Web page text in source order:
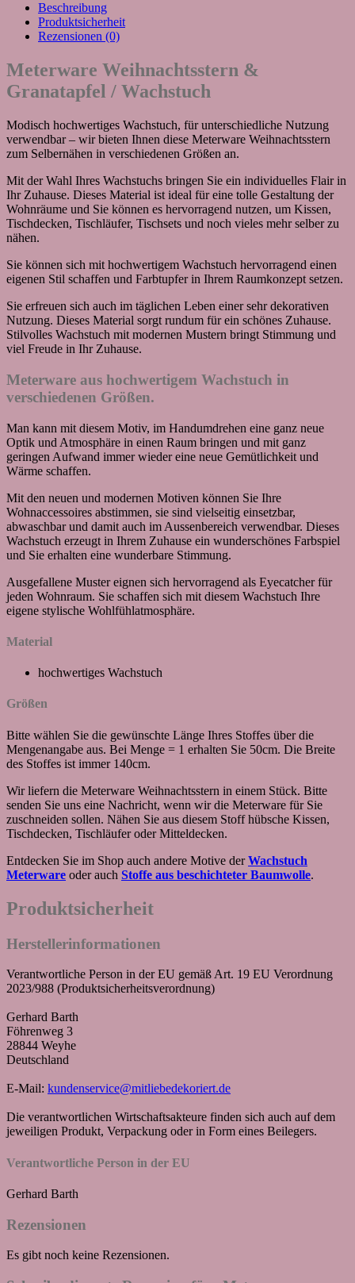
Beschreibung
Produktsicherheit
Rezensionen (0)
Meterware Weihnachtsstern &
Granatapfel / Wachstuch
Modisch hochwertiges Wachstuch, für unterschiedliche Nutzung
verwendbar – wir bieten Ihnen diese Meterware Weihnachtsstern
zum Selbernähen in verschiedenen Größen an.
Mit der Wahl Ihres Wachstuchs bringen Sie ein individuelles Flair in
Ihr Zuhause. Dieses Material ist ideal für eine tolle Gestaltung der
Wohnräume und Sie können es hervorragend nutzen, um Kissen,
Tischdecken, Tischläufer, Tischsets und noch vieles mehr selber zu
nähen.
Sie können sich mit hochwertigem Wachstuch hervorragend einen
eigenen Stil schaffen und Farbtupfer in Ihrem Raumkonzept setzen.
Sie erfreuen sich auch im täglichen Leben einer sehr dekorativen
Nutzung. Dieses Material sorgt rundum für ein schönes Zuhause.
Stilvolles Wachstuch mit modernen Mustern bringt Stimmung und
viel Freude in Ihr Zuhause.
Meterware aus hochwertigem Wachstuch in
verschiedenen Größen.
Man kann mit diesem Motiv, im Handumdrehen eine ganz neue
Optik und Atmosphäre in einen Raum bringen und mit ganz
geringen Aufwand immer wieder eine neue Gemütlichkeit und
Wärme schaffen.
Mit den neuen und modernen Motiven können Sie Ihre
Wohnaccessoires abstimmen, sie sind vielseitig einsetzbar,
abwaschbar und damit auch im Aussenbereich verwendbar. Dieses
Wachstuch erzeugt in Ihrem Zuhause ein wunderschönes Farbspiel
und Sie erhalten eine wunderbare Stimmung.
Ausgefallene Muster eignen sich hervorragend als Eyecatcher für
jeden Wohnraum. Sie schaffen sich mit diesem Wachstuch Ihre
eigene stylische Wohlfühlatmosphäre.
Material
hochwertiges Wachstuch
Größen
Bitte wählen Sie die gewünschte Länge Ihres Stoffes über die
Mengenangabe aus. Bei Menge = 1 erhalten Sie 50cm. Die Breite
des Stoffes ist immer 140cm.
Wir liefern die Meterware Weihnachtsstern in einem Stück. Bitte
senden Sie uns eine Nachricht, wenn wir die Meterware für Sie
zuschneiden sollen. Nähen Sie aus diesem Stoff hübsche Kissen,
Tischdecken, Tischläufer oder Mitteldecken.
Entdecken Sie im Shop auch andere Motive derWachstuch
Meterware oder auch Stoffe aus beschichteter Baumwolle.
Produktsicherheit
Herstellerinformationen
Verantwortliche Person in der EU gemäß Art. 19 EU Verordnung
2023/988 (Produktsicherheitsverordnung)
Gerhard Barth
Föhrenweg 3
28844 Weyhe
Deutschland
E-Mail: kundenservice@mitliebedekoriert.de
Die verantwortlichen Wirtschaftsakteure finden sich auch auf dem
jeweiligen Produkt, Verpackung oder in Form eines Beilegers.
Verantwortliche Person in der EU
Gerhard Barth
Rezensionen
Es gibt noch keine Rezensionen.